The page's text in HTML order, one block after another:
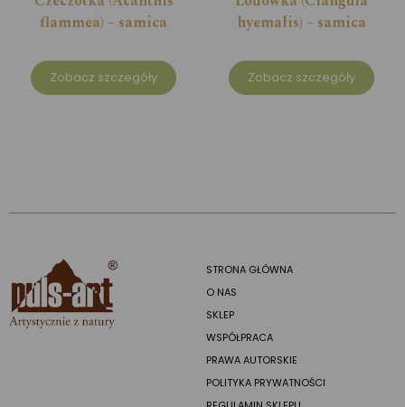
flammea) – samica
Zobacz szczegóły
hyemalis) – samica
Zobacz szczegóły
STRONA GŁÓWNA
O NAS
SKLEP
WSPÓŁPRACA
PRAWA AUTORSKIE
POLITYKA PRYWATNOŚCI